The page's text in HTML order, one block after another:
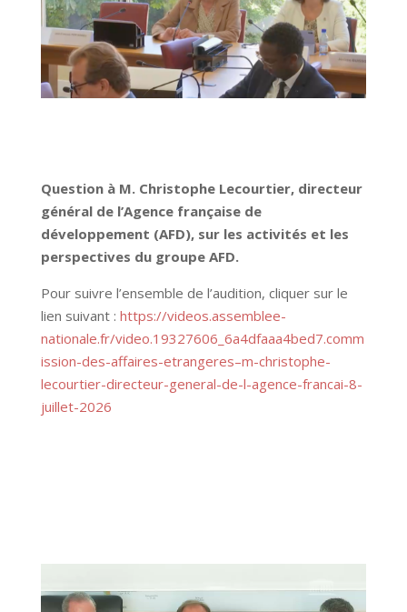
Question à M. Christophe Lecourtier, directeur
général de l’Agence française de
développement (AFD), sur les activités et les
perspectives du groupe AFD.
Pour suivre l’ensemble de l’audition, cliquer sur le
lien suivant : https://videos.assemblee-
nationale.fr/video.19327606_6a4dfaaa4bed7.comm
ission-des-affaires-etrangeres–m-christophe-
lecourtier-directeur-general-de-l-agence-francai-8-
juillet-2026